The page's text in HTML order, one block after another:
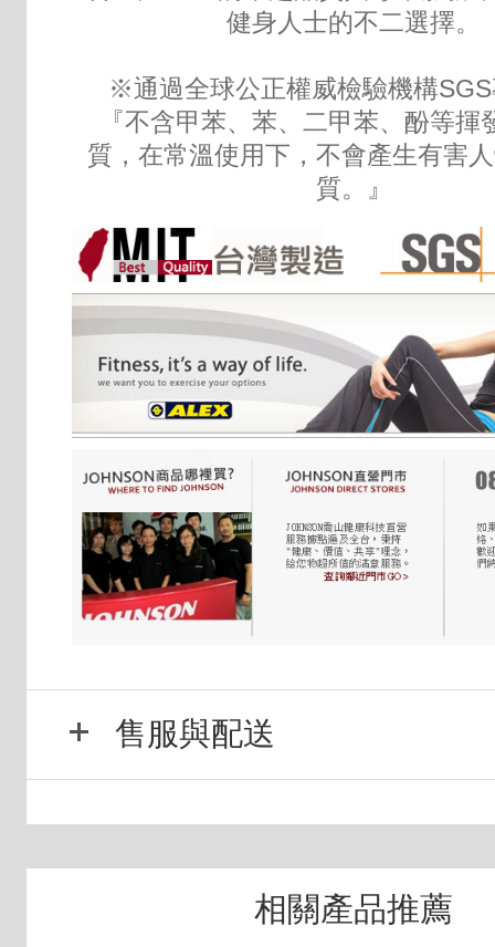
健身人士的不二選擇。
※通過全球公正權威檢驗機構
『不含甲苯、苯、二甲苯、酚等揮
質，在常溫使用下，不會產生有害
質。』
售服與配送
相關產品推薦